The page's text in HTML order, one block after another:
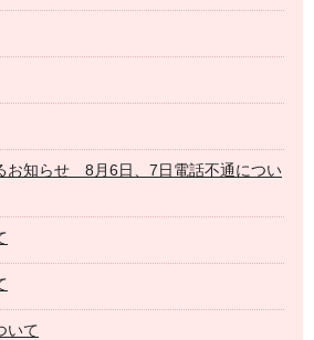
知らせ 8月6日、7日電話不通につい
いて